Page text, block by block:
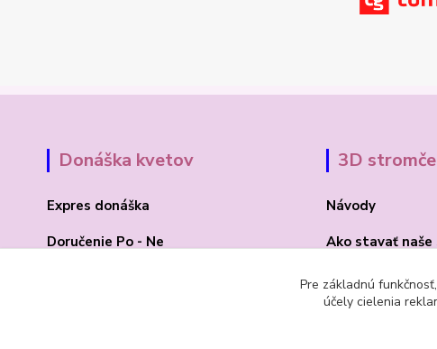
Donáška kvetov
Expres donáška
Doručenie Po - Ne
3D
Návody
Ako stavať
BLOG 3D
Akcia 2025
Pre základnú
účely cielenia